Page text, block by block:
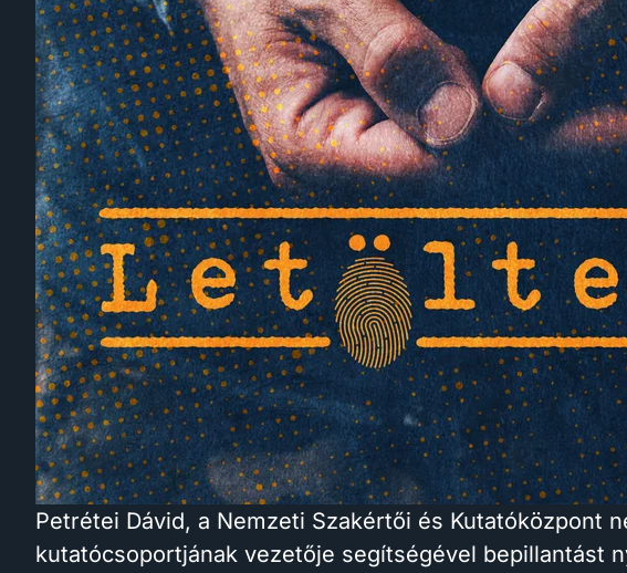
Petrétei Dávid, a Nemzeti Szakértői és Kutatóközpont
kutatócsoportjának vezetője segítségével bepillantást